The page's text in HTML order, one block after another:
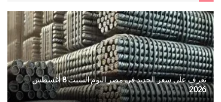
تعرف على سعر الحديد فى مصر اليوم السبت 8 أغسطس
2026